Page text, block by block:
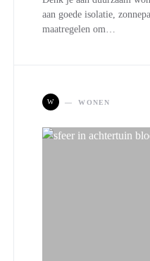
aan goede isolatie,
maatregelen om…
W WONEN